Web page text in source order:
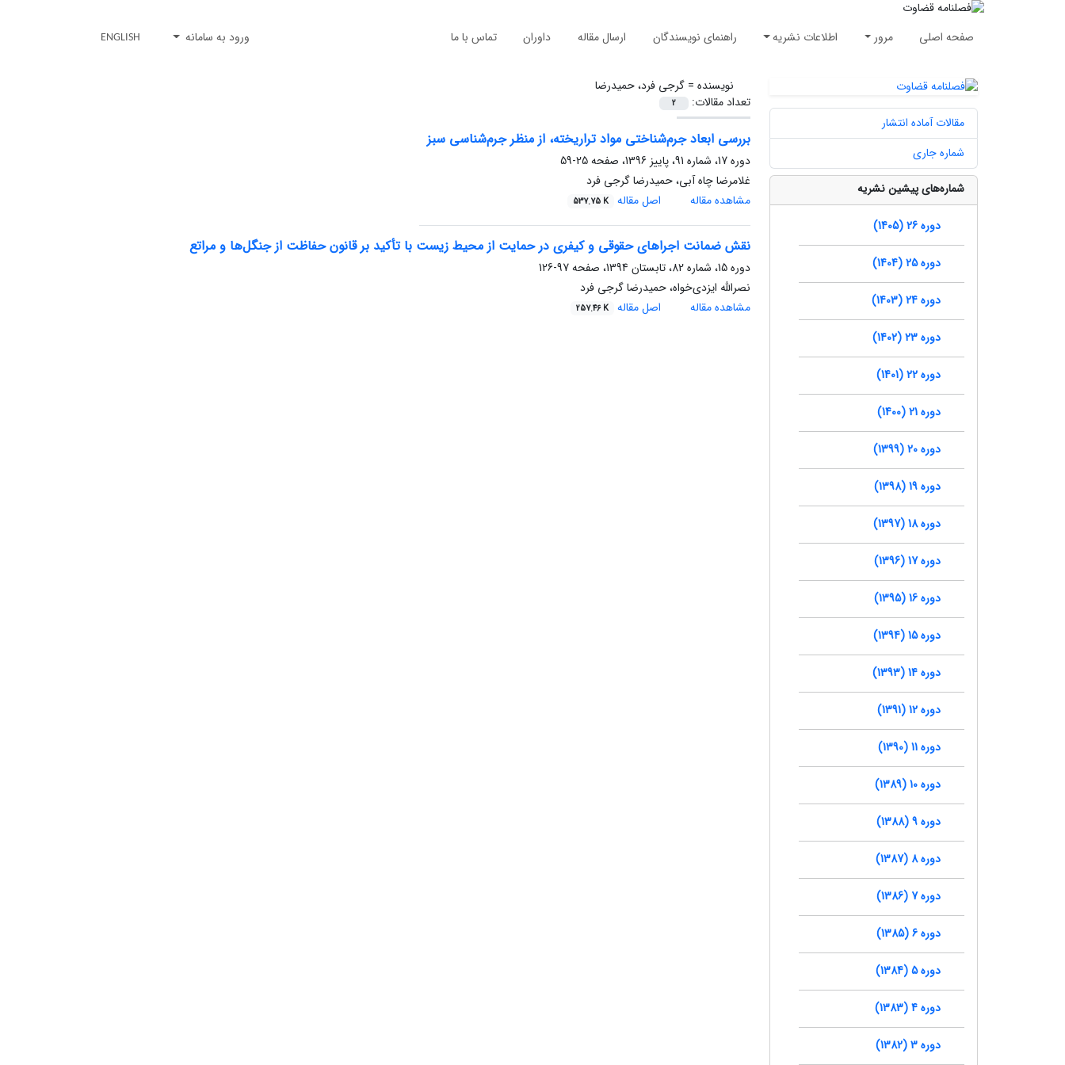
صفحه اصلی مرور اطلاعات نشریه راهنمای نویسندگان ارسال مقاله داوران تماس با ما ورود به سامانه ENGLISH
نویسنده =گرجی فرد، حمیدرضا
تعداد مقالات:
2
بررسی ابعاد جرم‌شناختی مواد تراریخته، از منظر جرم‌شناسی سبز
دوره 17، شماره 91، پاییز 1396، صفحه
25-59
غلامرضا چاه آبی، حمیدرضا گرجی فرد
مشاهده مقاله
اصل مقاله 537.75 K
نقش ضمانت اجراهای حقوقی و کیفری در حمایت از محیط زیست با تأکید بر قانون حفاظت از جنگل‌ها و مراتع
دوره 15، شماره 82، تابستان 1394، صفحه
97-126
نصرالله ایزدی‌خواه، حمیدرضا گرجی فرد
مشاهده مقاله
اصل مقاله 257.46 K
مقالات آماده انتشار
شماره جاری
شماره‌های پیشین نشریه
دوره 26 (1405)
دوره 25 (1404)
دوره 24 (1403)
دوره 23 (1402)
دوره 22 (1401)
دوره 21 (1400)
دوره 20 (1399)
دوره 19 (1398)
دوره 18 (1397)
دوره 17 (1396)
دوره 16 (1395)
دوره 15 (1394)
دوره 14 (1393)
دوره 12 (1391)
دوره 11 (1390)
دوره 10 (1389)
دوره 9 (1388)
دوره 8 (1387)
دوره 7 (1386)
دوره 6 (1385)
دوره 5 (1384)
دوره 4 (1383)
دوره 3 (1382)